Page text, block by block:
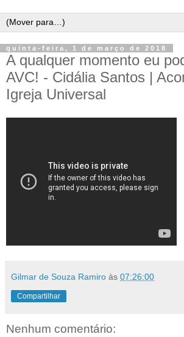
quinta-feira, 1 de março de 2018
A qualquer momento eu
AVC! - Cidália Santos |
Igreja Universal
Gilmar de Souza Ramiro às 07:26:00
Compartilhar
Nenhum comentário: